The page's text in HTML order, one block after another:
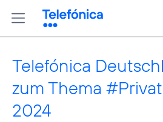
Telefónica
zum Thema
2024